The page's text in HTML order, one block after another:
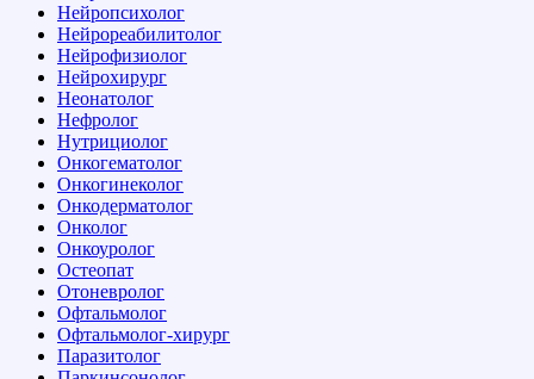
Нейропсихолог
Нейрореабилитолог
Нейрофизиолог
Нейрохирург
Неонатолог
Нефролог
Нутрициолог
Онкогематолог
Онкогинеколог
Онкодерматолог
Онколог
Онкоуролог
Остеопат
Отоневролог
Офтальмолог
Офтальмолог-хирург
Паразитолог